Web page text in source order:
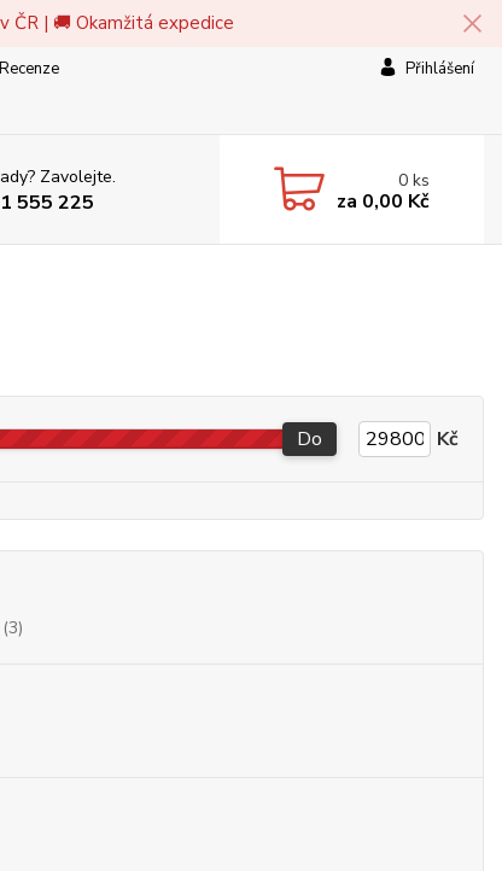
| 🚚 Okamžitá expedice
Recenze
Přihlášení
Zavolejte.
555 225
0 ks
za 0,00 Kč
Do Kč
(3)